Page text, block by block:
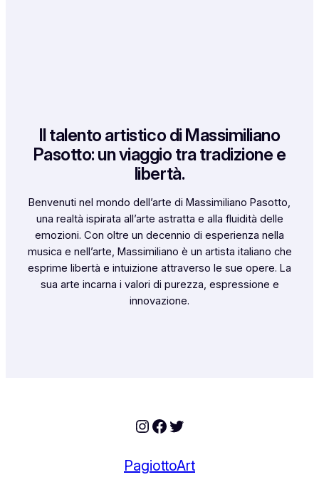
Il talento artistico di Massimiliano
Pasotto: un viaggio tra tradizione e
libertà.
Benvenuti nel mondo dell’arte di Massimiliano Pasotto,
una realtà ispirata all’arte astratta e alla fluidità delle
emozioni. Con oltre un decennio di esperienza nella
musica e nell’arte, Massimiliano è un artista italiano che
esprime libertà e intuizione attraverso le sue opere. La
sua arte incarna i valori di purezza, espressione e
innovazione.
Instagram
Facebook
Twitter
PagiottoArt